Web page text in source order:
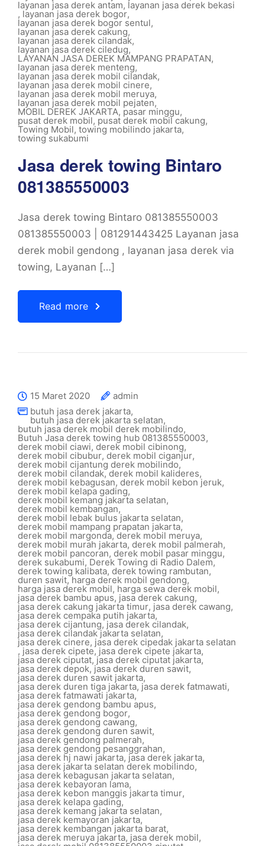
layanan jasa derek antam, layanan jasa derek bekasi
, layanan jasa derek bogor,
layanan jasa derek bogor sentul,
layanan jasa derek cakung,
layanan jasa derek cilandak,
layanan jasa derek ciledug,
LAYANAN JASA DEREK MAMPANG PRAPATAN,
layanan jasa derek menteng,
layanan jasa derek mobil cilandak,
layanan jasa derek mobil cinere,
layanan jasa derek mobil meruya,
layanan jasa derek mobil pejaten,
MOBIL DEREK JAKARTA, pasar minggu,
pusat derek mobil, pusat derek mobil cakung,
Towing Mobil, towing mobilindo jakarta,
towing sukabumi
Jasa derek towing Bintaro
081385550003
Jasa derek towing Bintaro 081385550003
081385550003 | 081291443425 Layanan jasa
derek mobil gendong , layanan jasa derek via
towing, Layanan […]
Read more
15 Maret 2020
admin
butuh jasa derek jakarta,
butuh jasa derek jakarta selatan,
butuh jasa derek mobil derek mobilindo,
Butuh Jasa derek towing hub 081385550003,
derek mobil ciawi, derek mobil cibinong,
derek mobil cibubur, derek mobil ciganjur,
derek mobil cijantung derek mobilindo,
derek mobil cilandak,derek mobil kalideres,
derek mobil kebagusan, derek mobil kebon jeruk,
derek mobil kelapa gading,
derek mobil kemang jakarta selatan,
derek mobil kembangan,
derek mobil lebak bulus jakarta selatan,
derek mobil mampang prapatan jakarta,
derek mobil margonda,derek mobil meruya,
derek mobil murah jakarta, derek mobil palmerah,
derek mobil pancoran, derek mobil pasar minggu,
derek sukabumi, Derek Towing di Radio Dalem,
derek towing kalibata, derek towing rambutan,
duren sawit,harga derek mobil gendong,
harga jasa derek mobil, harga sewa derek mobil,
jasa derek bambu apus, jasa derek cakung,
jasa derek cakung jakarta timur, jasa derek cawang,
jasa derek cempaka putih jakarta,
jasa derek cijantung, jasa derek cilandak,
jasa derek cilandak jakarta selatan,
jasa derek cinere, jasa derek cipedak jakarta selatan
, jasa derek cipete, jasa derek cipete jakarta,
jasa derek ciputat,jasa derek ciputat jakarta,
jasa derek depok,jasa derek duren sawit,
jasa derek duren sawit jakarta,
jasa derek duren tiga jakarta, jasa derek fatmawati,
jasa derek fatmawati jakarta,
jasa derek gendong bambu apus,
jasa derek gendong bogor,
jasa derek gendong cawang,
jasa derek gendong duren sawit,
jasa derek gendong palmerah,
jasa derek gendong pesanggrahan,
jasa derek hj nawi jakarta, jasa derek jakarta,
jasa derek jakarta selatan derek mobilindo,
jasa derek kebagusan jakarta selatan,
jasa derek kebayoran lama,
jasa derek kebon manggis jakarta timur,
jasa derek kelapa gading,
jasa derek kemang jakarta selatan,
jasa derek kemayoran jakarta,
jasa derek kembangan jakarta barat,
jasa derek meruya jakarta, jasa derek mobil,